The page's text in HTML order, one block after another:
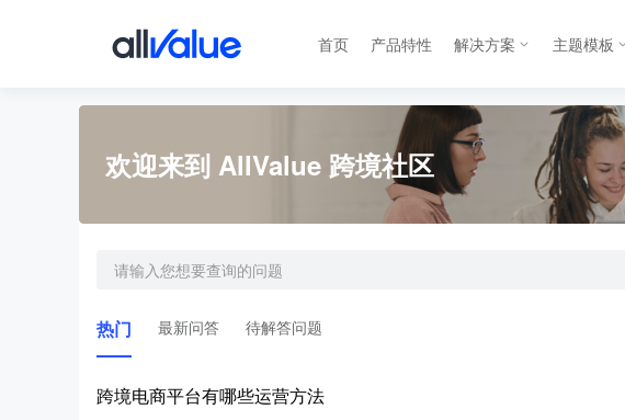
首页 产品特性 解决方案 主题模板
欢迎来到 AllValue 跨境社区
热门 最新问答 待解答问题
跨境电商平台有哪些运营方法